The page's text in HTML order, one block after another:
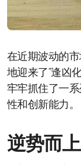
在近期波动的
地迎来了“逢凶
牢牢抓住了一
性和创新能力。
逆势而